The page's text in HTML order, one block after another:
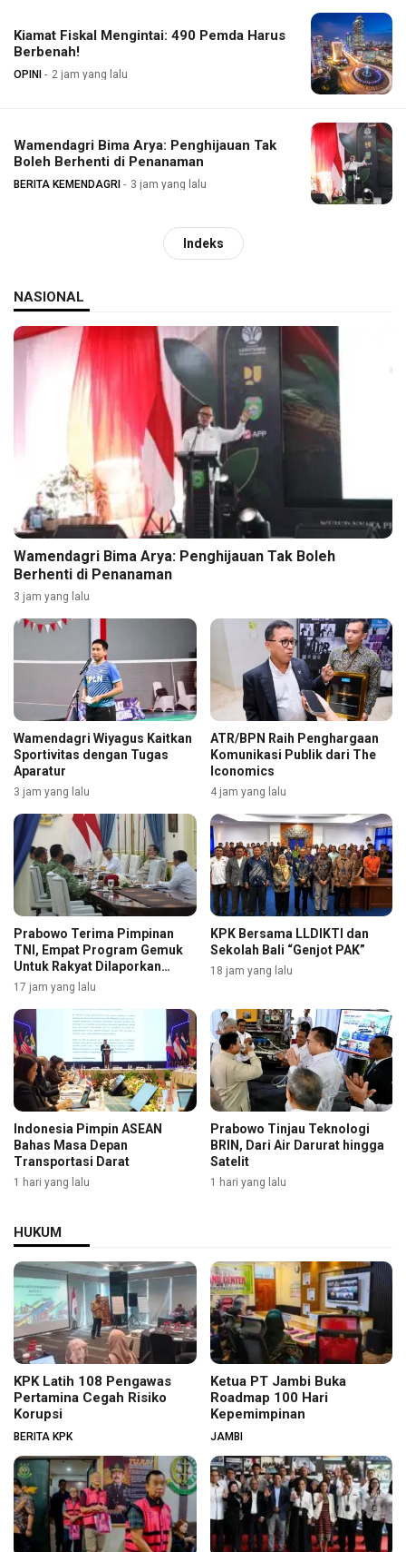
Kiamat Fiskal Mengintai: 490 Pemda Harus
Berbenah!
OPINI 2 jam yang lalu
Wamendagri Bima Arya: Penghijauan Tak
Boleh Berhenti di Penanaman
BERITA KEMENDAGRI 3 jam yang lalu
Indeks
NASIONAL
Wamendagri Bima Arya: Penghijauan Tak Boleh
Berhenti di Penanaman
3 jam yang lalu
Wamendagri Wiyagus Kaitkan
Sportivitas dengan Tugas
Aparatur
3 jam yang lalu
ATR/BPN Raih Penghargaan
Komunikasi Publik dari The
Iconomics
4 jam yang lalu
Prabowo Terima Pimpinan
TNI, Empat Program Gemuk
Untuk Rakyat Dilaporkan
Selengkapnya
17 jam yang lalu
KPK Bersama LLDIKTI dan
Sekolah Bali “Genjot PAK”
18 jam yang lalu
Indonesia Pimpin ASEAN
Bahas Masa Depan
Transportasi Darat
1 hari yang lalu
Prabowo Tinjau Teknologi
BRIN, Dari Air Darurat hingga
Satelit
1 hari yang lalu
HUKUM
KPK Latih 108 Pengawas
Pertamina Cegah Risiko
Korupsi
BERITA KPK
Ketua PT Jambi Buka
Roadmap 100 Hari
Kepemimpinan
JAMBI